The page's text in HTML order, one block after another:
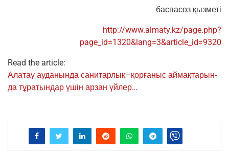
бас­пасөз қызметі
http://www.almaty.kz/page.php?
page_id=1320&lang=3&article_id=9320
Read the article:
Ала­тау ауда­нын­да санитарлық–қорғаныс аймақта­рын­
да тұра­тын­дар үшін арзан үйлер…